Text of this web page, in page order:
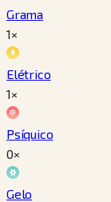
Grama
1×
Elétrico
1×
Psíquico
0×
Gelo